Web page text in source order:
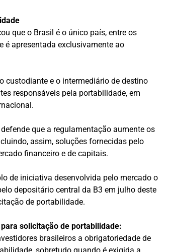
que o Brasil é o único país, entre os
é apresentada exclusivamente ao
custodiante e o intermediário de destino
responsáveis pela portabilidade, em
que a regulamentação aumente os
assim, soluções fornecidas pelo
financeiro e de capitais.
de iniciativa desenvolvida pelo mercado o
depositário central da B3 em julho deste
de portabilidade.
solicitação de portabilidade:
brasileiros a obrigatoriedade de